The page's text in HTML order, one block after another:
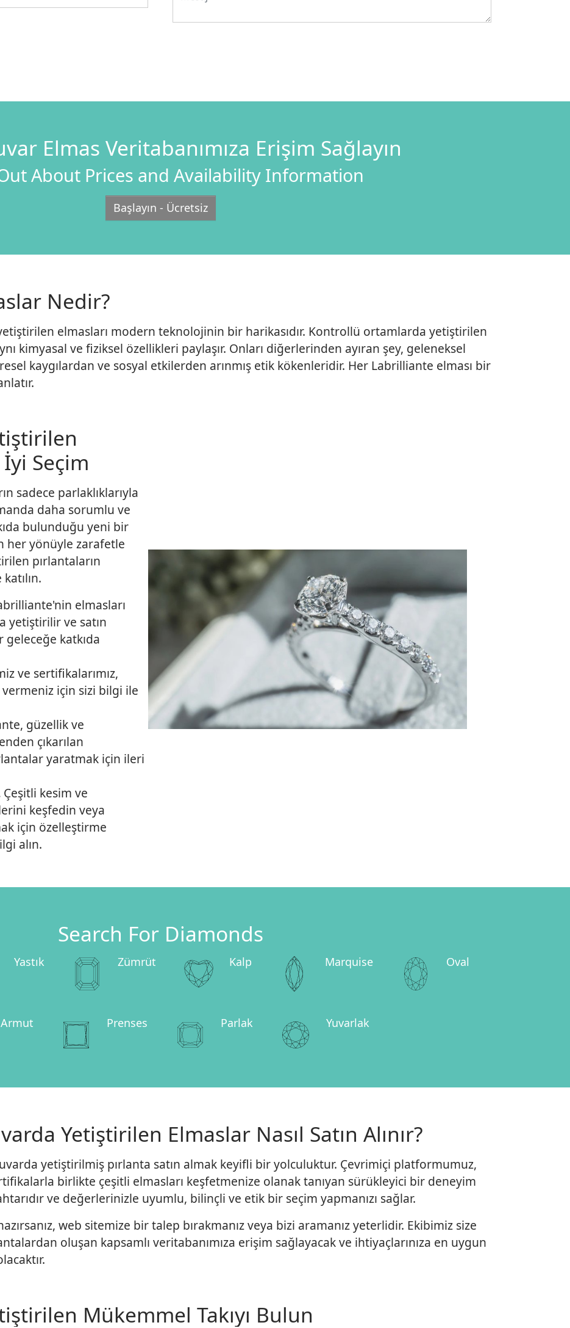
Elmas Veritabanımıza Erişim Sağlayın
About Prices and Availability Information
Başlayın - Ücretsiz
Nedir?
elmasları modern teknolojinin bir harikasıdır. Kontrollü ortamlarda yetiştirilen
kimyasal ve fiziksel özellikleri paylaşır. Onları diğerlerinden ayıran şey, geleneksel
kaygılardan ve sosyal etkilerden arınmış etik kökenleridir. Her Labrilliante elması bir
Seçim
sadece parlaklıklarıyla
daha sorumlu ve
bulunduğu yeni bir
her yönüyle zarafetle
pırlantaların
elmasları
yetiştirilir ve satın
geleceğe katkıda
ve sertifikalarımız,
için sizi bilgi ile
güzellik ve
çıkarılan
yaratmak için ileri
Çeşitli kesim ve
keşfedin veya
için özelleştirme
alın.
Search For Diamonds
Yastık Zümrüt Kalp Marquise Oval
Armut Prenses Parlak Yuvarlak
Yetiştirilen Elmaslar Nasıl Satın Alınır?
yetiştirilmiş pırlanta satın almak keyifli bir yolculuktur. Çevrimiçi platformumuz,
birlikte çeşitli elmasları keşfetmenize olanak tanıyan sürükleyici bir deneyim
ve değerlerinizle uyumlu, bilinçli ve etik bir seçim yapmanızı sağlar.
web sitemize bir talep bırakmanız veya bizi aramanız yeterlidir. Ekibimiz size
oluşan kapsamlı veritabanımıza erişim sağlayacak ve ihtiyaçlarınıza en uygun
Mükemmel Takıyı Bulun